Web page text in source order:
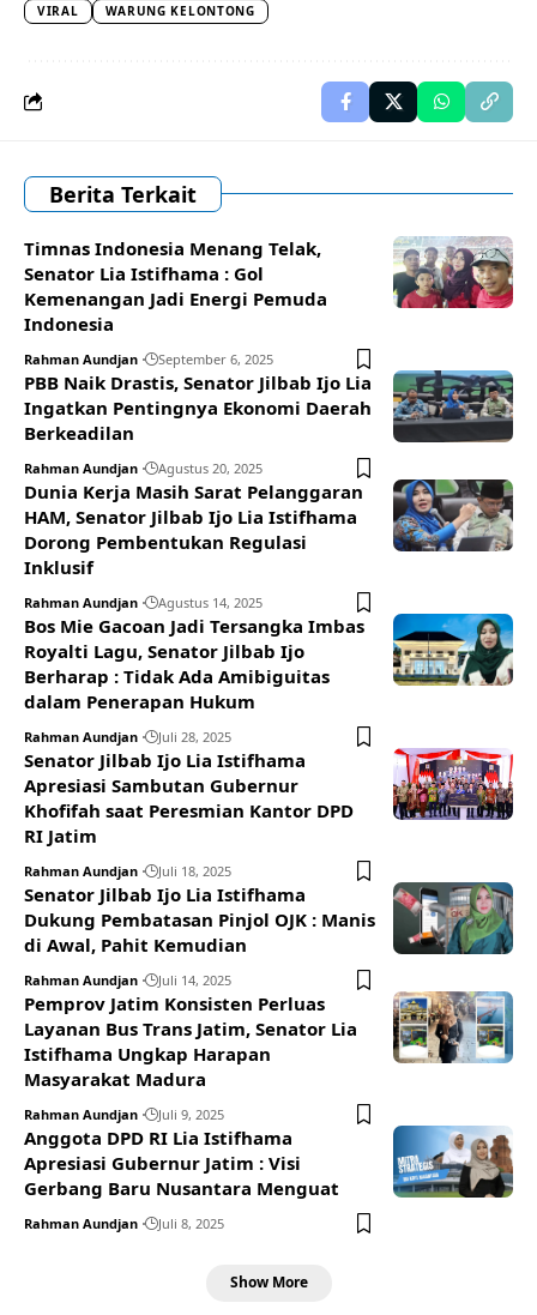
VIRAL
WARUNG KELONTONG
Berita Terkait
Timnas Indonesia Menang Telak,
Senator Lia Istifhama : Gol
Kemenangan Jadi Energi Pemuda
Indonesia
Rahman Aundjan September 6, 2025
PBB Naik Drastis, Senator Jilbab Ijo Lia
Ingatkan Pentingnya Ekonomi Daerah
Berkeadilan
Rahman Aundjan Agustus 20, 2025
Dunia Kerja Masih Sarat Pelanggaran
HAM, Senator Jilbab Ijo Lia Istifhama
Dorong Pembentukan Regulasi
Inklusif
Rahman Aundjan Agustus 14, 2025
Bos Mie Gacoan Jadi Tersangka Imbas
Royalti Lagu, Senator Jilbab Ijo
Berharap : Tidak Ada Amibiguitas
dalam Penerapan Hukum
Rahman Aundjan Juli 28, 2025
Senator Jilbab Ijo Lia Istifhama
Apresiasi Sambutan Gubernur
Khofifah saat Peresmian Kantor DPD
RI Jatim
Rahman Aundjan Juli 18, 2025
Senator Jilbab Ijo Lia Istifhama
Dukung Pembatasan Pinjol OJK : Manis
di Awal, Pahit Kemudian
Rahman Aundjan Juli 14, 2025
Pemprov Jatim Konsisten Perluas
Layanan Bus Trans Jatim, Senator Lia
Istifhama Ungkap Harapan
Masyarakat Madura
Rahman Aundjan Juli 9, 2025
Anggota DPD RI Lia Istifhama
Apresiasi Gubernur Jatim : Visi
Gerbang Baru Nusantara Menguat
Rahman Aundjan Juli 8, 2025
Show More